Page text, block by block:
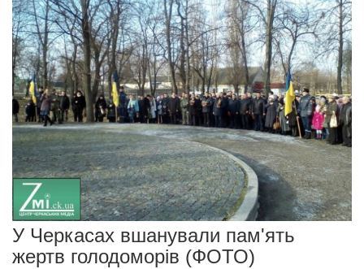
У Черкасах вшанували пам'ять
жертв голодоморів (ФОТО)